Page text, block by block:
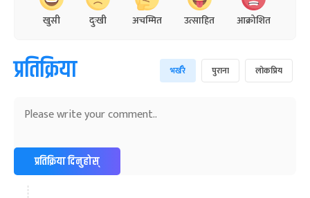
खुसी दुःखी अचम्मित उत्साहित आक्रोशित
प्रतिक्रिया भर्खरै पुराना लोकप्रिय
प्रतिक्रिया दिनुहोस्